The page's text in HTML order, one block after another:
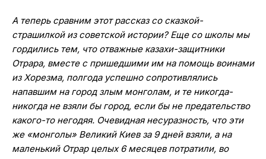
А теперь сравним этот рассказ со сказкой-
страшилкой из советской истории? Еще со школы мы
гордились тем, что отважные казахи-защитники
Отрара, вместе с пришедшими им на помощь воинами
из Хорезма, полгода успешно сопротивлялись
напавшим на город злым монголам, и те никогда-
никогда не взяли бы город, если бы не предательство
какого-то негодяя. Очевидная несуразность, что эти
же «монголы» Великий Киев за 9 дней взяли, а на
маленький Отрар целых 6 месяцев потратили, во